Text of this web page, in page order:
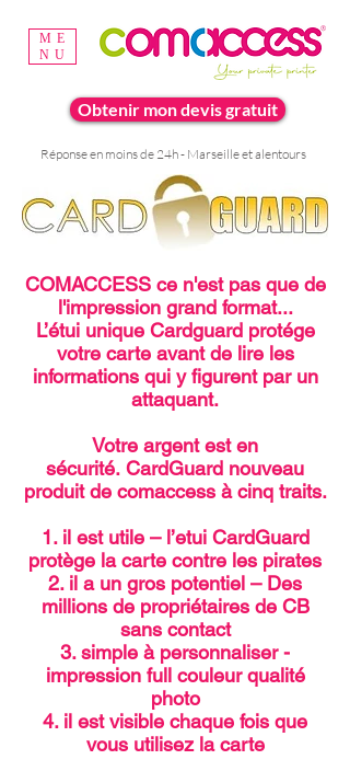
Obtenir mon devis gratuit
Réponse en moins de 24h - Marseille et alentours
ME
NU
COMACCESS ce n'est pas que de
l'impression grand format...
L’étui unique Cardguard protége
votre carte avant de lire les
informations qui y figurent par un
attaquant.
Votre argent est en
sécurité. CardGuard nouveau
produit de comaccess à cinq traits.
1. il est utile – l’etui CardGuard
protège la carte contre les pirates
2. il a un gros potentiel – Des
millions de propriétaires de CB
sans contact
3. simple à personnaliser -
impression full couleur qualité
photo
4. il est visible chaque fois que
vous utilisez la carte